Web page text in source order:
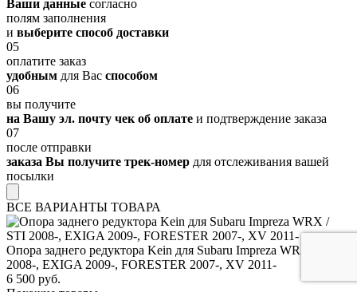
Ваши данные согласно
полям заполнения
и выберите способ доставки
05
оплатите заказ
удобным для Вас способом
06
вы получите
на Вашу эл. почту чек об оплате и подтверждение заказа
07
после отправки
заказа Вы получите трек-номер для отслеживания вашей
посылки
ВСЕ ВАРИАНТЫ ТОВАРА
Опора заднего редуктора Kein для Subaru Impreza WRX / STI
2008-, EXIGA 2009-, FORESTER 2007-, XV 2011-
6 500 руб.